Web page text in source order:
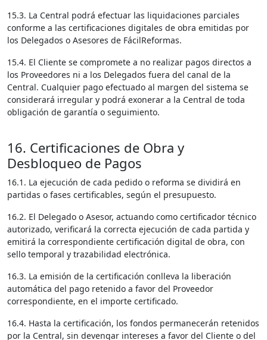
15.3. La Central podrá efectuar las liquidaciones parciales
conforme a las certificaciones digitales de obra emitidas por
los Delegados o Asesores de FácilReformas.
15.4. El Cliente se compromete a no realizar pagos directos a
los Proveedores ni a los Delegados fuera del canal de la
Central. Cualquier pago efectuado al margen del sistema se
considerará irregular y podrá exonerar a la Central de toda
obligación de garantía o seguimiento.
16. Certificaciones de Obra y
Desbloqueo de Pagos
16.1. La ejecución de cada pedido o reforma se dividirá en
partidas o fases certificables, según el presupuesto.
16.2. El Delegado o Asesor, actuando como certificador técnico
autorizado, verificará la correcta ejecución de cada partida y
emitirá la correspondiente certificación digital de obra, con
sello temporal y trazabilidad electrónica.
16.3. La emisión de la certificación conlleva la liberación
automática del pago retenido a favor del Proveedor
correspondiente, en el importe certificado.
16.4. Hasta la certificación, los fondos permanecerán retenidos
por la Central, sin devengar intereses a favor del Cliente o del